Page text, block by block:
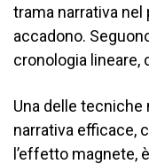
trama narrativa
accadono.
cronologia lineare,
Una delle
narrativa efficace,
l’effetto magnete,